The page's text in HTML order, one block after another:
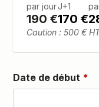
par jour
190 €
J+1
170 €
Caution : 500 €
Date de début *